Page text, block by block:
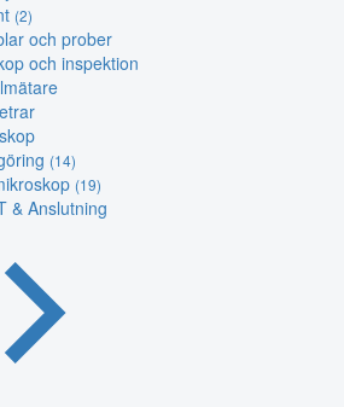
(2)
och prober
och inspektion
(14)
(19)
& Anslutning